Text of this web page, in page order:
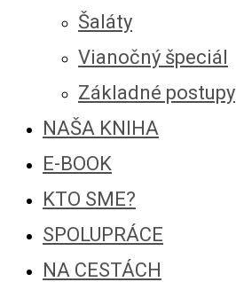
Šaláty
Vianočný špeciál
Základné postupy
NAŠA KNIHA
E-BOOK
KTO SME?
SPOLUPRÁCE
NA CESTÁCH